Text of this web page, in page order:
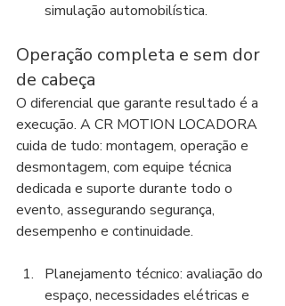
simulação automobilística.
Operação completa e sem dor
de cabeça
O diferencial que garante resultado é a
execução. A CR MOTION LOCADORA
cuida de tudo: montagem, operação e
desmontagem, com equipe técnica
dedicada e suporte durante todo o
evento, assegurando segurança,
desempenho e continuidade.
Planejamento técnico: avaliação do
espaço, necessidades elétricas e